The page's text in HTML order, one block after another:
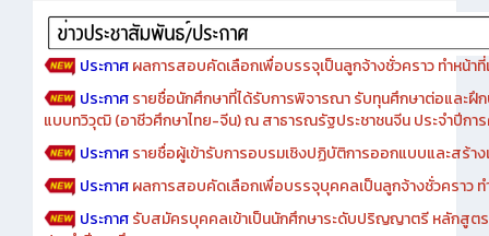
ประกาศผลการสอบคัดเลือกเพื่อบรรจุเป็นลูกจ้างชั่วคราว ทำหน้าที่
ประกาศ รายชื่อนักศึกษาที่ได้รับการพิจารณา รับทุนศึกษาต่อและฝึ
แบบทวิวุฒิ (อาชีวศึกษาไทย-จีน) ณ สาธารณรัฐประชาชนจีน ประจำปีก
ประกาศรายชื่อผู้เข้ารับการอบรมเชิงปฏิบัติการออกแบบและสร้า
ประกาศผลการสอบคัดเลือกเพื่อบรรจุบุคคลเป็นลูกจ้างชั่วคราว ท